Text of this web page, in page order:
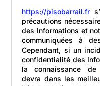
https://pisobarrail.fr
précautions
des Informations et
communiquées à
Cependant, si un
confidentialité des
la connaissance de
devra dans les